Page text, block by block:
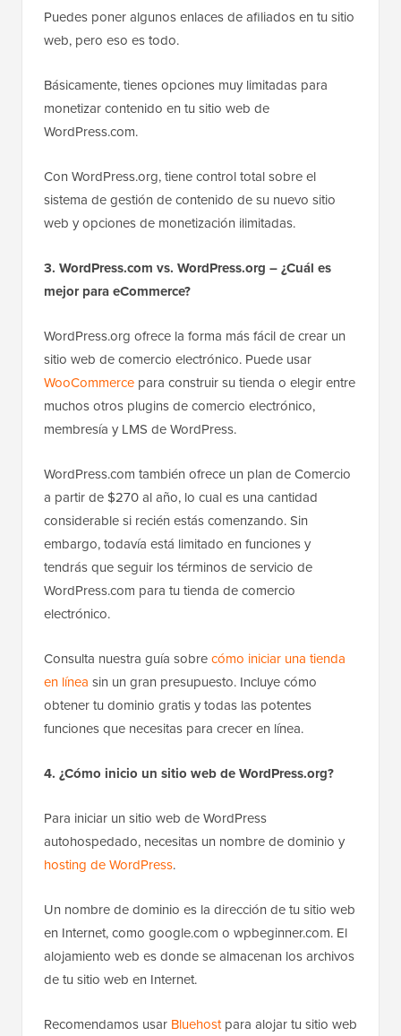
Puedes poner algunos enlaces de afiliados en tu sitio
web, pero eso es todo.
Básicamente, tienes opciones muy limitadas para
monetizar contenido en tu sitio web de
WordPress.com.
Con WordPress.org, tiene control total sobre el
sistema de gestión de contenido de su nuevo sitio
web y opciones de monetización ilimitadas.
3. WordPress.com vs. WordPress.org – ¿Cuál es
mejor para eCommerce?
WordPress.org ofrece la forma más fácil de crear un
sitio web de comercio electrónico. Puede usar
WooCommerce para construir su tienda o elegir entre
muchos otros plugins de comercio electrónico,
membresía y LMS de WordPress.
WordPress.com también ofrece un plan de Comercio
a partir de $270 al año, lo cual es una cantidad
considerable si recién estás comenzando. Sin
embargo, todavía está limitado en funciones y
tendrás que seguir los términos de servicio de
WordPress.com para tu tienda de comercio
electrónico.
Consulta nuestra guía sobrecómo iniciar una tienda
en línea sin un gran presupuesto. Incluye cómo
obtener tu dominio gratis y todas las potentes
funciones que necesitas para crecer en línea.
4. ¿Cómo inicio un sitio web de WordPress.org?
Para iniciar un sitio web de WordPress
autohospedado, necesitas un nombre de dominio y
hosting de WordPress.
Un nombre de dominio es la dirección de tu sitio web
en Internet, como google.com o wpbeginner.com. El
alojamiento web es donde se almacenan los archivos
de tu sitio web en Internet.
Recomendamos usar Bluehostpara alojar tu sitio web